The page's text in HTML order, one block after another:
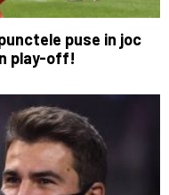
puse in joc
play-off!